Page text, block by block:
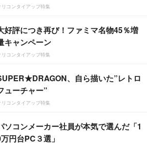
リコンタイアップ特集
好評につき再び！ファミマ名物45％増
キャンペーン
リコンタイアップ特集
、自ら描いた”レトロ
ューチャー”
リコンタイアップ特集
ソコンメーカー社員が本気で選んだ「1
円台PC３選」